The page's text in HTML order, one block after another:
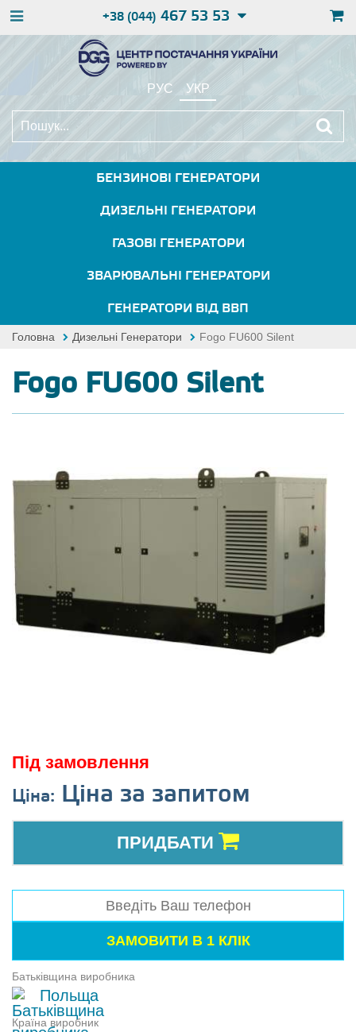
+38 (044) 467 53 53
РУС УКР
БЕНЗИНОВІ ГЕНЕРАТОРИ
ДИЗЕЛЬНІ ГЕНЕРАТОРИ
ГАЗОВІ ГЕНЕРАТОРИ
ЗВАРЮВАЛЬНІ ГЕНЕРАТОРИ
ГЕНЕРАТОРИ ВІД ВВП
Головна Дизельні Генератори Fogo FU600 Silent
Fogo FU600 Silent
Під замовлення
Ціна: Ціна за запитом
ПРИДБАТИ
Батьківщина виробника
Польща
Країна виробник